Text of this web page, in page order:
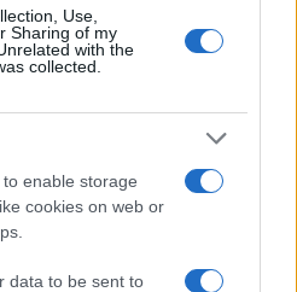
Use,
Sharing of my
with the
collected.
enable storage
cookies on web or
data to be sent to